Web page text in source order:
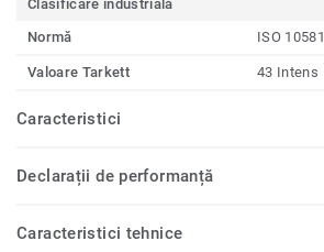
Clasificare industrială
Normă
ISO 10581
Valoare Tarkett 43 Intens
Caracteristici
Declarații de performanță
Caracteristici tehnice